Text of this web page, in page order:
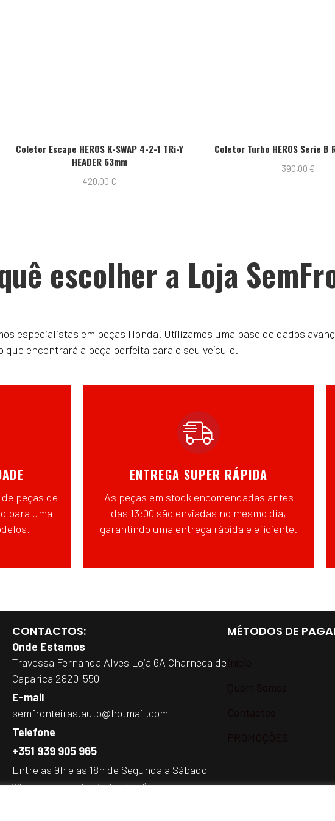
Coletor Escape HEROS K-SWAP 4-2-1 TRi-Y
HEADER 63mm
420,00 €
Coletor Turbo HEROS Serie B
390,00 €
escolher a Loja
especialistas em peças Honda. Utilizamos uma base de dados
encontrará a peça perfeita para o seu veículo.
peças de
para uma
ENTREGA SUPER RÁPIDA
As peças em stock encomendadas antes
das 13:00 são enviadas no mesmo dia,
garantindo uma entrega rápida e eficiente.
CONTACTOS:
Onde Estamos
Travessa Fernanda Alves Loja 6A Charneca de
Caparica 2820-550
E-mail
semfronteiras.auto@hotmail.com
Telefone
+351 939 905 965
Entre as 9h e as 18h de Segunda a Sábado
(Chamada para rede móvel nacional)
MÉTODOS DE